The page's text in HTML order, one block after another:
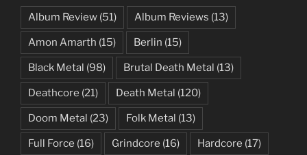
Album Review (51) Album Reviews (13)
Amon Amarth (15) Berlin (15)
Black Metal (98) Brutal Death Metal (13)
Deathcore (21) Death Metal (120)
Doom Metal (23) Folk Metal (13)
Full Force (16) Grindcore (16) Hardcore (17)